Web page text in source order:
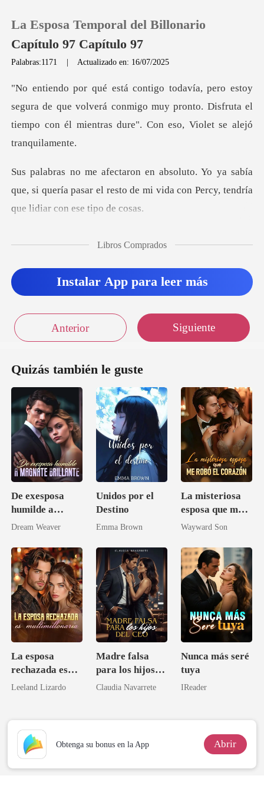
0
Recargar
Salir
La Esposa Temporal del Billonario
Capítulo 97 Capítulo 97
Palabras:1171 | Actualizado en: 16/07/2025
a de que volverá conmigo muy pronto. Disfruta el
tiempo con
abía
que, si quería pasar el resto de mi vida con
Libros Comprados
Instalar App para leer más
Anterior Siguiente
Quizás también le guste
De exesposa
humilde a
magnate
Dream Weaver
Unidos por el
Destino
Emma Brown
La misteriosa
esposa que me
robó el corazón
Wayward Son
La esposa
rechazada es
multimillonaria
Leeland Lizardo
Madre falsa
para los hijos
del CEO
Claudia Navarrete
Nunca más seré
tuya
IReader
Obtenga su bonus en la App Abrir